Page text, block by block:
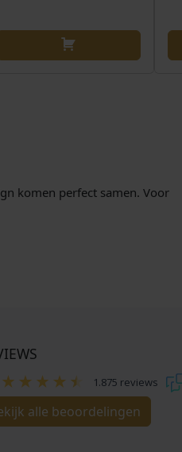
komen perfect samen. Voor
1.875 reviews
alle beoordelingen